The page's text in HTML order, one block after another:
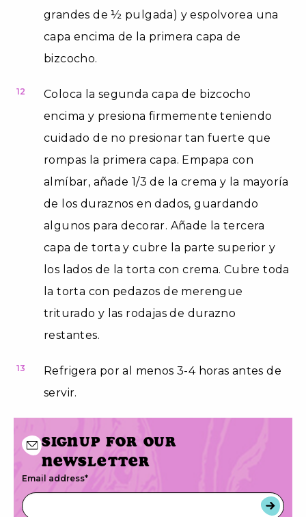
grandes de ½ pulgada) y espolvorea una
capa encima de la primera capa de
bizcocho.
12
Coloca la segunda capa de bizcocho
encima y presiona firmemente teniendo
cuidado de no presionar tan fuerte que
rompas la primera capa. Empapa con
almíbar, añade 1/3 de la crema y la mayoría
de los duraznos en dados, guardando
algunos para decorar. Añade la tercera
capa de torta y cubre la parte superior y
los lados de la torta con crema. Cubre toda
la torta con pedazos de merengue
triturado y las rodajas de durazno
restantes.
13
Refrigera por al menos 3-4 horas antes de
servir.
Signup for our
newsletter
Email address*